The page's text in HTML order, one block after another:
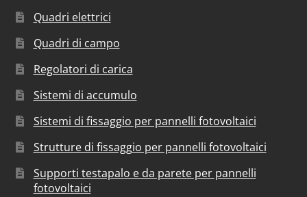
Quadri elettrici
Quadri di campo
Regolatori di carica
Sistemi di accumulo
Sistemi di fissaggio per pannelli fotovoltaici
Strutture di fissaggio per pannelli fotovoltaici
Supporti testapalo e da parete per pannelli
fotovoltaici